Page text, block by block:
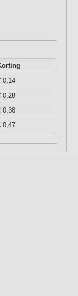
0,14
0,28
0,38
0,47